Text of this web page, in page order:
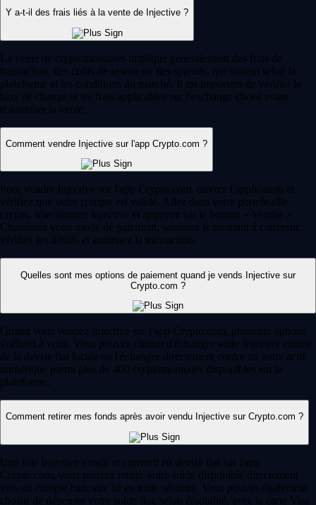
Y a-t-il des frais liés à la vente de Injective ?
La vente de cryptomonnaies implique généralement des frais de
transaction, des coûts de réseau ou des spreads, qui varient selon la
plateforme et les conditions du marché. Il est important de vérifier le
taux de change et les frais applicables sur l'exchange choisi avant
d'autoriser la vente.
Comment vendre Injective sur l'app Crypto.com ?
Pour vendre Injective sur l'app Crypto.com, ouvrez l'application et
vérifiez que votre compte est validé. Allez dans votre portefeuille
crypto, sélectionnez Injective et appuyez sur le bouton « Vendre ».
Choisissez votre mode de paiement, saisissez le montant à convertir,
vérifiez les détails et autorisez la transaction.
Quelles sont mes options de paiement quand je vends Injective sur
Crypto.com ?
Quand vous vendez Injective sur l'app Crypto.com, plusieurs options
s'offrent à vous. Vous pouvez choisir d'échanger votre Injective contre
de la devise fiat locale ou l'échanger directement contre un autre actif
numérique parmi plus de 400 cryptomonnaies disponibles sur la
plateforme.
Comment retirer mes fonds après avoir vendu Injective sur Crypto.com ?
Une fois Injective vendu et converti en devise fiat sur l'app
Crypto.com, vous pouvez retirer votre solde disponible directement
vers un compte bancaire lié en toute sécurité. Vous pouvez également
choisir de dépenser votre solde fiat, selon éligibilité, avec la carte Visa